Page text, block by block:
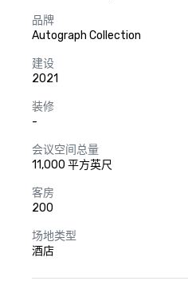
品牌
Autograph Collection
建设
2021
装修
-
会议空间总量
11,000 平方英尺
客房
200
场地类型
酒店